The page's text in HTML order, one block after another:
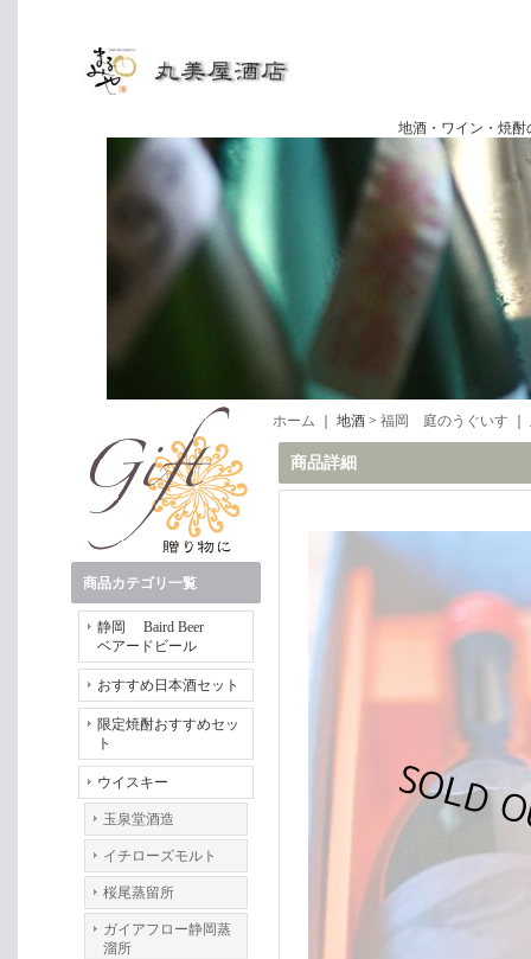
地酒・ワイン・焼酎の専門店
商品カテゴリ一覧
静岡 Baird Beer
ベアードビール
おすすめ日本酒セット
限定焼酎おすすめセッ
ト
ウイスキー
玉泉堂酒造
イチローズモルト
桜尾蒸留所
ガイアフロー静岡蒸
溜所
ホーム ｜ 地酒 > 福岡 庭のうぐいす
商品詳細